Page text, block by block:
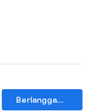
Berlangganan